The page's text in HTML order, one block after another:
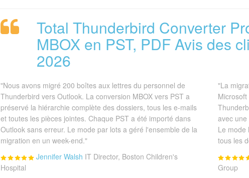
Total Thunderbird Converter
MBOX en PST, PDF Avis des
2026
"Nous avons migré 200 boîtes aux lettres du personnel de
Thunderbird vers Outlook. La conversion MBOX vers PST a
préservé la hiérarchie complète des dossiers, tous les e-mails
et toutes les pièces jointes. Chaque PST a été importé dans
Outlook sans erreur. Le mode par lots a géré l'ensemble de la
migration en un week-end."
Jennifer Walsh IT Director, Boston Children's
Hospital
"La
avec
Le mode
tous les
Group